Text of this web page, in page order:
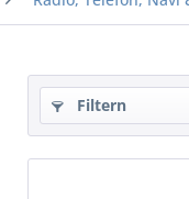
Filtern